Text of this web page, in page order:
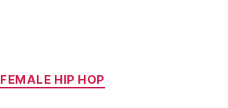
FEMALE HIP HOP